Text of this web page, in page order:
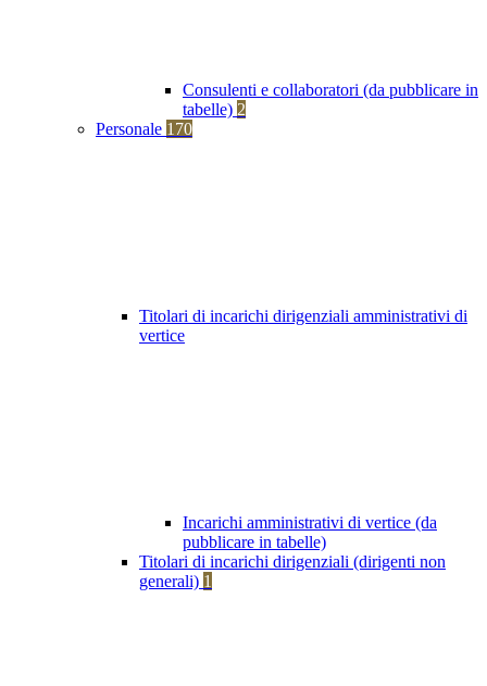
Consulenti e collaboratori (da pubblicare in
tabelle) 2
Personale 170
Titolari di incarichi dirigenziali amministrativi di
vertice
Incarichi amministrativi di vertice (da
pubblicare in tabelle)
Titolari di incarichi dirigenziali (dirigenti non
generali) 1